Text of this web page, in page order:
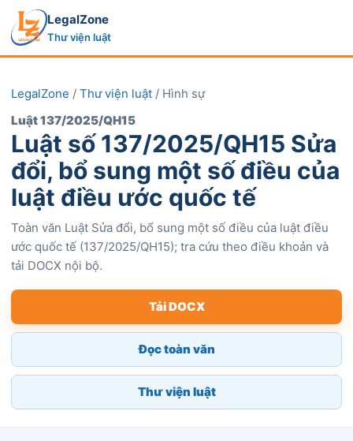
LegalZone
Thư viện luật
LegalZone / Thư viện luật / Hình sự
Luật 137/2025/QH15
Luật số 137/2025/QH15 Sửa
đổi, bổ sung một số điều của
luật điều ước quốc tế
Toàn văn Luật Sửa đổi, bổ sung một số điều của luật điều
ước quốc tế (137/2025/QH15); tra cứu theo điều khoản và
tải DOCX nội bộ.
Tải DOCX
Đọc toàn văn
Thư viện luật